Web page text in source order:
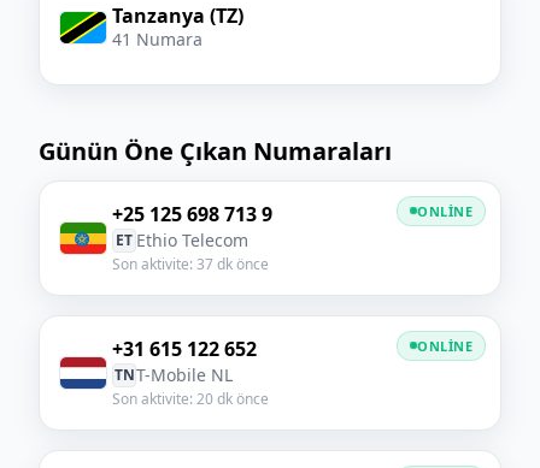
Tanzanya (TZ)
41 Numara
Günün Öne Çıkan Numaraları
+25 125 698 713 9
ET Ethio Telecom
Son aktivite: 37 dk önce
ONLINE
+31 615 122 652
TNT-Mobile NL
Son aktivite: 20 dk önce
ONLINE